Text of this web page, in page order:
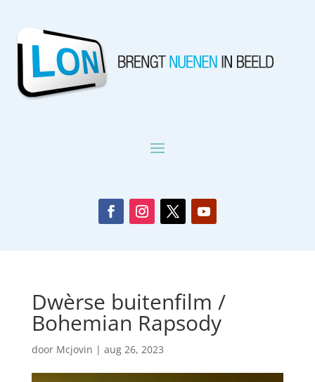
Dwèrse buitenfilm /
Bohemian Rapsody
door Mcjovin | aug 26, 2023